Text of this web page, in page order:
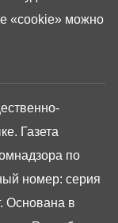
Газета
по
номер: серия
Основана в
«cookie» можно